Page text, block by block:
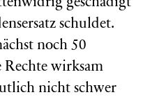
geschädigt
schuldet.
noch 50
Rechte wirksam
nicht schwer